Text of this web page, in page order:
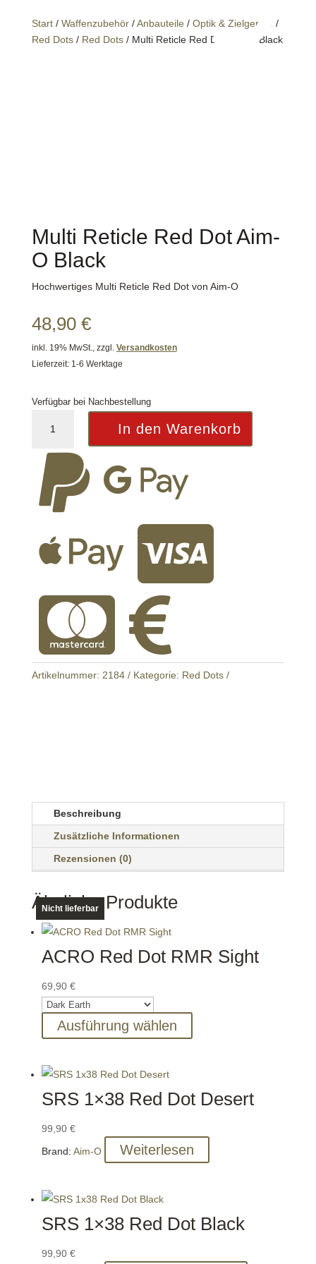

Start/ Waffenzubehör/Anbauteile / Optik & Zielgeräte /
Red Dots/ Red Dots/ Multi Reticle Red Dot Aim-O Black
Multi Reticle Red Dot Aim-
O Black
Hochwertiges Multi Reticle Red Dot von Aim-O
48,90 €
inkl. 19% MwSt., zzgl. Versandkosten
Lieferzeit: 1-6 Werktage
Verfügbar bei Nachbestellung
Reticle
Dot
Aim-
Black
In den Warenkorb
 
 
 
Artikelnummer: 2184 Kategorie: Red Dots
Beschreibung
Zusätzliche Informationen
Rezensionen (0)
Ähnliche Produkte
ACRO Red Dot RMR Sight
69,90 €
Ausführung wählen
Produkt
Varianten
Optionen
Produktseite
werden
Nicht lieferbar
SRS 1×38 Red Dot Desert
99,90 €
Brand: Aim-O Weiterlesen
SRS 1×38 Red Dot Black
99,90 €